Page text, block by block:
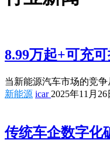
8.99万起+可充
当新能源汽车市场的竞
新能源 icar 2025年11月26
传统车企数字化